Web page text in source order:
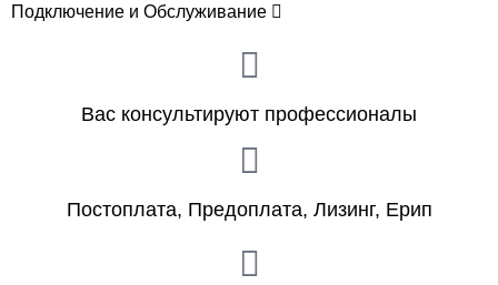
Подключение и Обслуживание
Вас консультируют профессионалы
Постоплата, Предоплата, Лизинг, Ерип